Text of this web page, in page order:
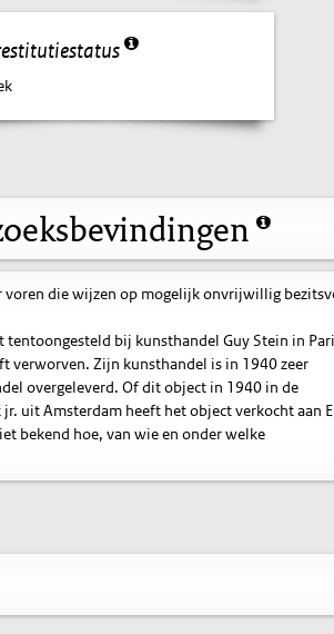
die wijzen op mogelijk onvrijwillig
bij kunsthandel Guy Stein in
verworven. Zijn kunsthandel is in 1940 zeer
overgeleverd. Of dit object in 1940 in de
uit Amsterdam heeft het object verkocht aan
bekend hoe, van wie en onder welke